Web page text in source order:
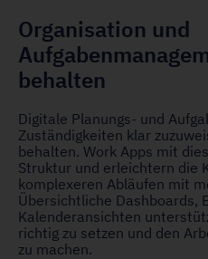
Organisation und
behalten
Digitale Planungs- und
Zuständigkeiten klar
behalten. Work Apps mit
Struktur und erleichtern die
komplexeren Abläufen mit
Übersichtliche Dashboards,
Kalenderansichten
richtig zu setzen und den
zu machen.